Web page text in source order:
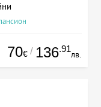
70€ / 136.91
лв.